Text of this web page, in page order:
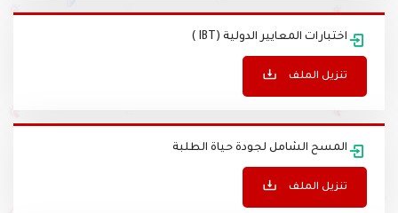
اختبارات المعايير الدولية (IBT )
تنزيل الملف
المسح الشامل لجودة حياة الطلبة
تنزيل الملف